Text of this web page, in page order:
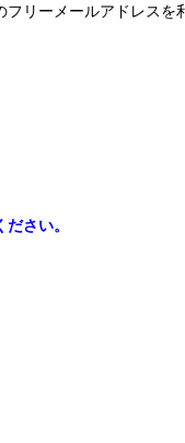
リーメールアドレスを
さい。